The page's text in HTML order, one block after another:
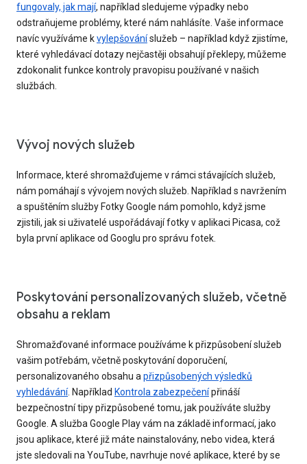
fungovaly, jak mají, například sledujeme výpadky nebo
odstraňujeme problémy, které nám nahlásíte. Vaše informace
navíc využíváme kvylepšováníslužeb – například když zjistíme,
které vyhledávací dotazy nejčastěji obsahují překlepy, můžeme
zdokonalit funkce kontroly pravopisu používané v našich
službách.
Vývoj nových služeb
Informace, které shromažďujeme v rámci stávajících služeb,
nám pomáhají s vývojem nových služeb. Například s navržením
a spuštěním služby Fotky Google nám pomohlo, když jsme
zjistili, jak si uživatelé uspořádávají fotky v aplikaci Picasa, což
byla první aplikace od Googlu pro správu fotek.
Poskytování personalizovaných služeb, včetně
obsahu a reklam
Shromažďované informace používáme k přizpůsobení služeb
vašim potřebám, včetně poskytování doporučení,
personalizovaného obsahu a přizpůsobených výsledků
vyhledávání. Například Kontrola zabezpečenípřináší
bezpečnostní tipy přizpůsobené tomu, jak používáte služby
Google. A služba Google Play vám na základě informací, jako
jsou aplikace, které již máte nainstalovány, nebo videa, která
jste sledovali na YouTube, navrhuje nové aplikace, které by se